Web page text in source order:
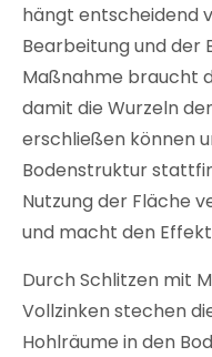
hängt entscheidend
Bearbeitung und der
Maßnahme braucht
damit die Wurzeln
erschließen können
Bodenstruktur
Nutzung der Fläche
und macht den
Durch Schlitzen mit
Vollzinken stechen
Hohlräume in den